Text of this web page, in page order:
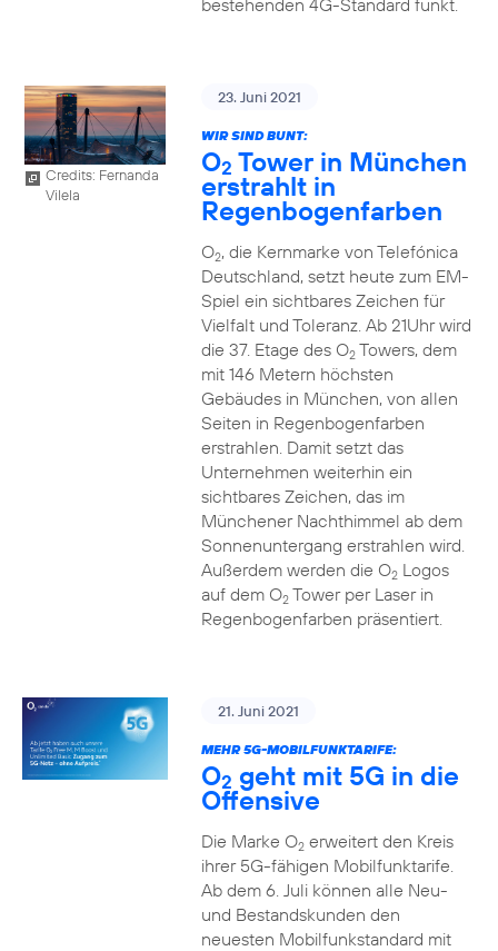
bestehenden 4G-Standard funkt.
Credits: Fernanda
Vilela
23. Juni 2021
WIR SIND BUNT:
O2 Tower in München
erstrahlt in
Regenbogenfarben
O2, die Kernmarke von Telefónica
Deutschland, setzt heute zum EM-
Spiel ein sichtbares Zeichen für
Vielfalt und Toleranz. Ab 21Uhr wird
die 37. Etage des O2Towers, dem
mit 146 Metern höchsten
Gebäudes in München, von allen
Seiten in Regenbogenfarben
erstrahlen. Damit setzt das
Unternehmen weiterhin ein
sichtbares Zeichen, das im
Münchener Nachthimmel ab dem
Sonnenuntergang erstrahlen wird.
Außerdem werden die O2Logos
auf dem O2Tower per Laser in
Regenbogenfarben präsentiert.
21. Juni 2021
MEHR 5G-MOBILFUNKTARIFE:
O2 geht mit 5G in die
Offensive
Die Marke O2erweitert den Kreis
ihrer 5G-fähigen Mobilfunktarife.
Ab dem 6. Juli können alle Neu-
und Bestandskunden den
neuesten Mobilfunkstandard mit